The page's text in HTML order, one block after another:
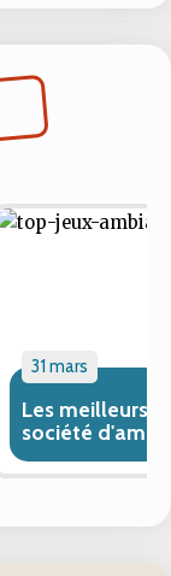
31 mars
Les meilleurs
société